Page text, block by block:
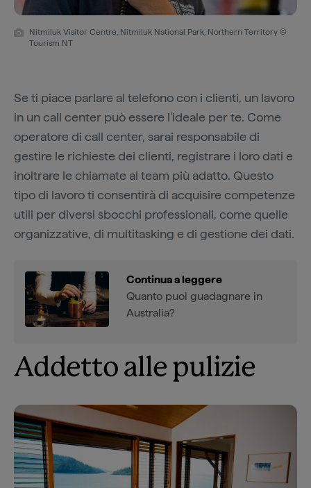
Nitmiluk Visitor Centre, Nitmiluk National Park, Northern Territory ©
Tourism NT
Se ti piace parlare al telefono con i clienti, un lavoro
in un call center può essere l'ideale per te. Come
operatore di call center, sarai responsabile di
gestire le richieste dei clienti, registrare i loro dati e
inoltrare le chiamate al team più adatto. Questo
tipo di lavoro ti consentirà di acquisire competenze
utili per diversi sbocchi professionali, come quelle
organizzative, di multitasking e di gestione dei dati.
Continua a leggere
Quanto puoi guadagnare in
Australia?
Addetto alle pulizie